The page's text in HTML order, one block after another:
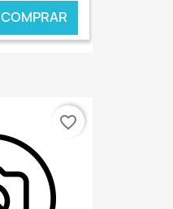
COMPRAR
favorite_border